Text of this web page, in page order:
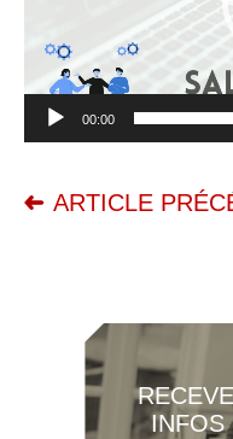
00:00
ARTICLE
INFOS